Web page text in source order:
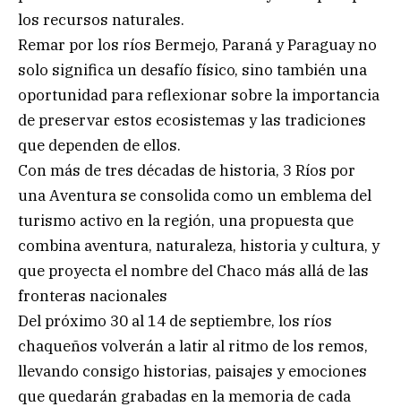
los recursos naturales.
Remar por los ríos Bermejo, Paraná y Paraguay no
solo significa un desafío físico, sino también una
oportunidad para reflexionar sobre la importancia
de preservar estos ecosistemas y las tradiciones
que dependen de ellos.
Con más de tres décadas de historia, 3 Ríos por
una Aventura se consolida como un emblema del
turismo activo en la región, una propuesta que
combina aventura, naturaleza, historia y cultura, y
que proyecta el nombre del Chaco más allá de las
fronteras nacionales
Del próximo 30 al 14 de septiembre, los ríos
chaqueños volverán a latir al ritmo de los remos,
llevando consigo historias, paisajes y emociones
que quedarán grabadas en la memoria de cada